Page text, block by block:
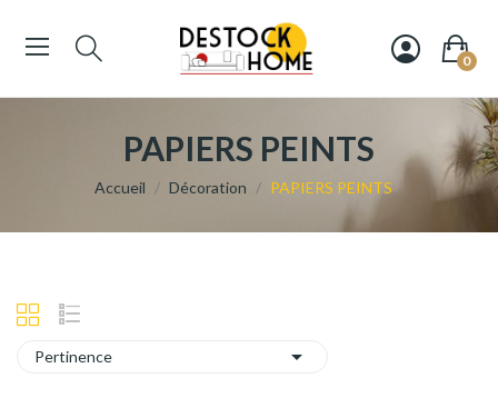
0
PAPIERS PEINTS
Accueil Décoration PAPIERS PEINTS
Pertinence 